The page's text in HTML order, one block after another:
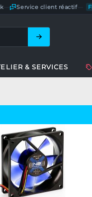
Service client réactif—
& SERVICES